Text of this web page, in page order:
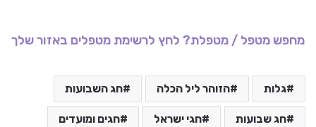
מחפש מטפל / מטפלת? לחץ לרשימת מטפלים באזור שלך
גלות הזוהר ליל הכלה חג השבועות
חג שבועות חגי ישראל חגים ומועדים